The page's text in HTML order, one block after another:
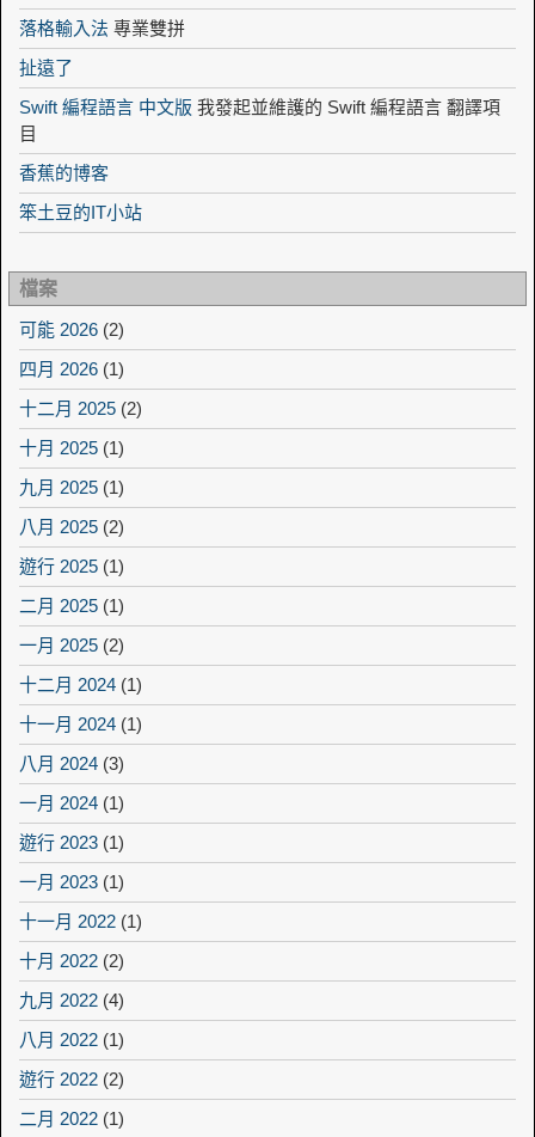
落格輸入法 專業雙拼
扯遠了
Swift 編程語言 中文版 我發起並維護的 Swift 編程語言 翻譯項
目
香蕉的博客
笨土豆的IT小站
檔案
可能 2026 (2)
四月 2026 (1)
十二月 2025 (2)
十月 2025 (1)
九月 2025 (1)
八月 2025 (2)
遊行 2025 (1)
二月 2025 (1)
一月 2025 (2)
十二月 2024 (1)
十一月 2024 (1)
八月 2024 (3)
一月 2024 (1)
遊行 2023 (1)
一月 2023 (1)
十一月 2022 (1)
十月 2022 (2)
九月 2022 (4)
八月 2022 (1)
遊行 2022 (2)
二月 2022 (1)